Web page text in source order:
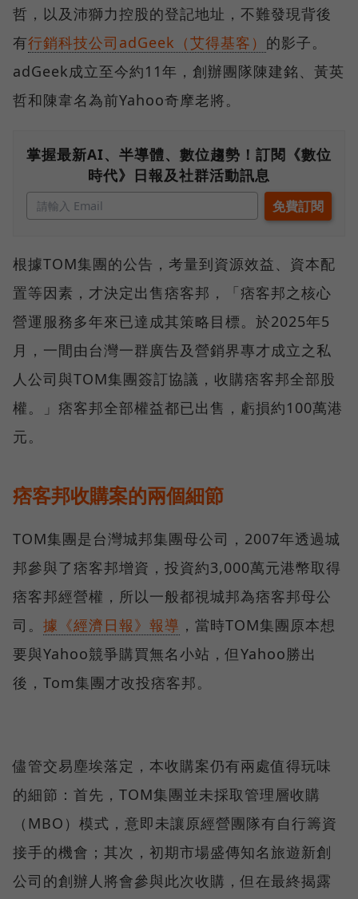
哲，以及沛獅力控股的登記地址，不難發現背後
有行銷科技公司adGeek（艾得基客） 的影子。
adGeek成立至今約11年，創辦團隊陳建銘、黃英
哲和陳韋名為前Yahoo奇摩老將。
掌握最新AI、半導體、數位趨勢！訂閱《數位
時代》日報及社群活動訊息
根據TOM集團的公告，考量到資源效益、資本配
置等因素，才決定出售痞客邦，「痞客邦之核心
營運服務多年來已達成其策略目標。於2025年5
月，一間由台灣一群廣告及營銷界專才成立之私
人公司與TOM集團簽訂協議，收購痞客邦全部股
權。」痞客邦全部權益都已出售，虧損約100萬港
元。
痞客邦收購案的兩個細節
TOM集團是台灣城邦集團母公司，2007年透過城
邦參與了痞客邦增資，投資約3,000萬元港幣取得
痞客邦經營權，所以一般都視城邦為痞客邦母公
司。 據《經濟日報》報導 ，當時TOM集團原本想
要與Yahoo競爭購買無名小站，但Yahoo勝出
後，Tom集團才改投痞客邦。
儘管交易塵埃落定，本收購案仍有兩處值得玩味
的細節：首先，TOM集團並未採取管理層收購
（MBO）模式，意即未讓原經營團隊有自行籌資
接手的機會；其次，初期市場盛傳知名旅遊新創
公司的創辦人將會參與此次收購，但在最終揭露